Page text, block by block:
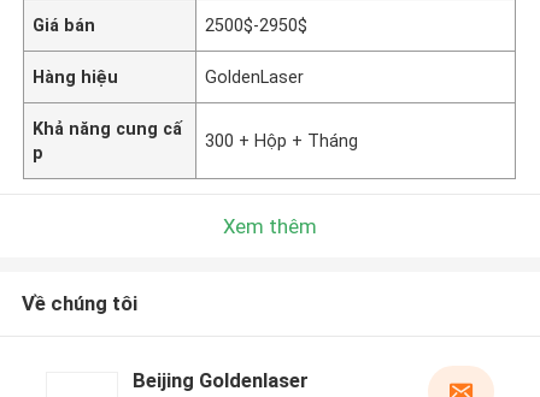
Giá bán 2500$-2950$
Hàng hiệu GoldenLaser
Khả năng cung cấ
p
300 + Hộp + Tháng
Xem thêm
Về chúng tôi
Beijing Goldenlaser